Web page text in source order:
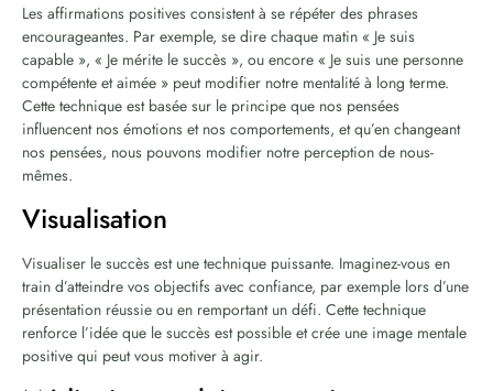
Les affirmations positives consistent à se répéter des phrases
encourageantes. Par exemple, se dire chaque matin « Je suis
capable », « Je mérite le succès », ou encore « Je suis une personne
compétente et aimée » peut modifier notre mentalité à long terme.
Cette technique est basée sur le principe que nos pensées
influencent nos émotions et nos comportements, et qu’en changeant
nos pensées, nous pouvons modifier notre perception de nous-
mêmes.
Visualisation
Visualiser le succès est une technique puissante. Imaginez-vous en
train d’atteindre vos objectifs avec confiance, par exemple lors d’une
présentation réussie ou en remportant un défi. Cette technique
renforce l’idée que le succès est possible et crée une image mentale
positive qui peut vous motiver à agir.